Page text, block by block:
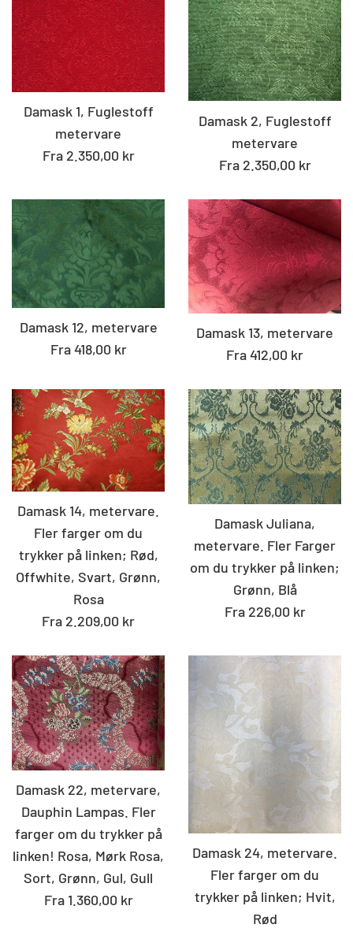
Damask 1, Fuglestoff
metervare
Fra 2.350,00 kr
Damask 2, Fuglestoff
metervare
Fra 2.350,00 kr
Damask 12, metervare
Fra 418,00 kr
Damask 13, metervare
Fra 412,00 kr
Damask 14, metervare.
Fler farger om du
trykker på linken; Rød,
Offwhite, Svart, Grønn,
Rosa
Fra 2.209,00 kr
Damask Juliana,
metervare. Fler Farger
om du trykker på linken;
Grønn, Blå
Fra 226,00 kr
Damask 22, metervare,
Dauphin Lampas. Fler
farger om du trykker på
linken! Rosa, Mørk Rosa,
Sort, Grønn, Gul, Gull
Fra 1.360,00 kr
Damask 24, metervare.
Fler farger om du
trykker på linken; Hvit,
Rød